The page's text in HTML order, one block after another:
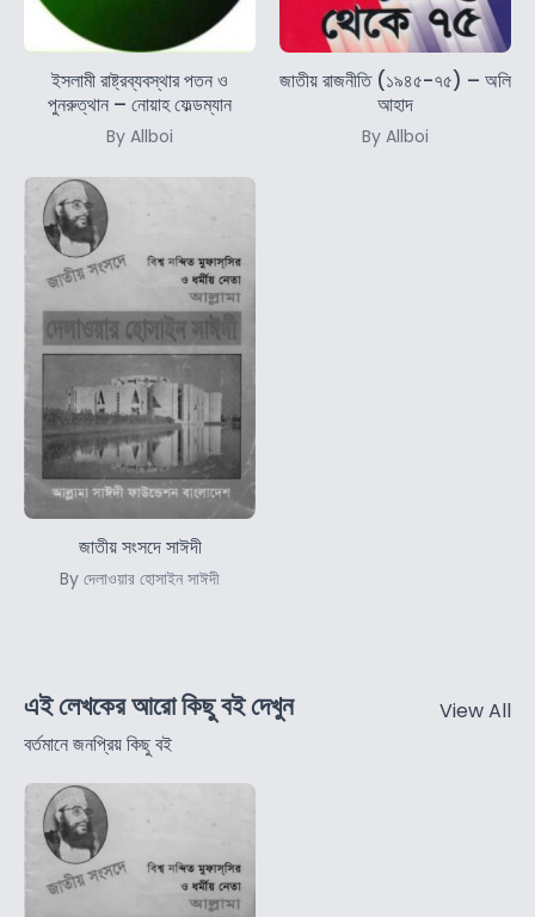
ইসলামী রাষ্ট্রব্যবস্থার পতন ও
পুনরুত্থান – নোয়াহ ফেল্ডম্যান
By Allboi
জাতীয় রাজনীতি (১৯৪৫-৭৫) – অলি
আহাদ
By Allboi
জাতীয় সংসদে সাঈদী
By দেলাওয়ার হোসাইন সাঈদী
এই লেখকের আরো কিছু বই দেখুন
বর্তমানে জনপ্রিয় কিছু বই
View All